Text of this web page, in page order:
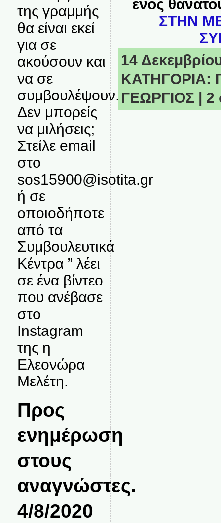
της γραμμής
θα είναι εκεί
για σε
ακούσουν και
να σε
συμβουλέψουν.
Δεν μπορείς
να μιλήσεις;
Στείλε email
στο
sos15900@isotita.gr
ή σε
οποιοδήποτε
από τα
Συμβουλευτικά
Κέντρα ” λέει
σε ένα βίντεο
που ανέβασε
στο
Instagram
της η
Ελεονώρα
Μελέτη.
Προς
ενημέρωση
στους
αναγνώστες.
4/8/2020
ενός
ΣΤΗΝ
14
ΚΑΤΗΓΟΡΙΑ:
ΓΕΩΡΓΙΟΣ | 2